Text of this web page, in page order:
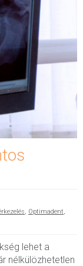
, Optimadent,
lehet a
nélkülözhetetlen